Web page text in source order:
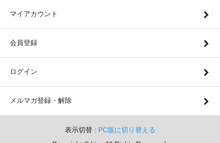
マイアカウント
会員登録
ログイン
メルマガ登録・解除
表示切替 : PC版に切り替える